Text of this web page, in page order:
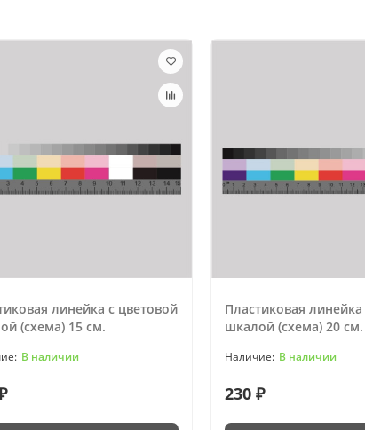
линейка с цветовой
(схема) 15 см.
В наличии
Пластиковая
шкалой (схема) 20 см.
В наличии
230 ₽